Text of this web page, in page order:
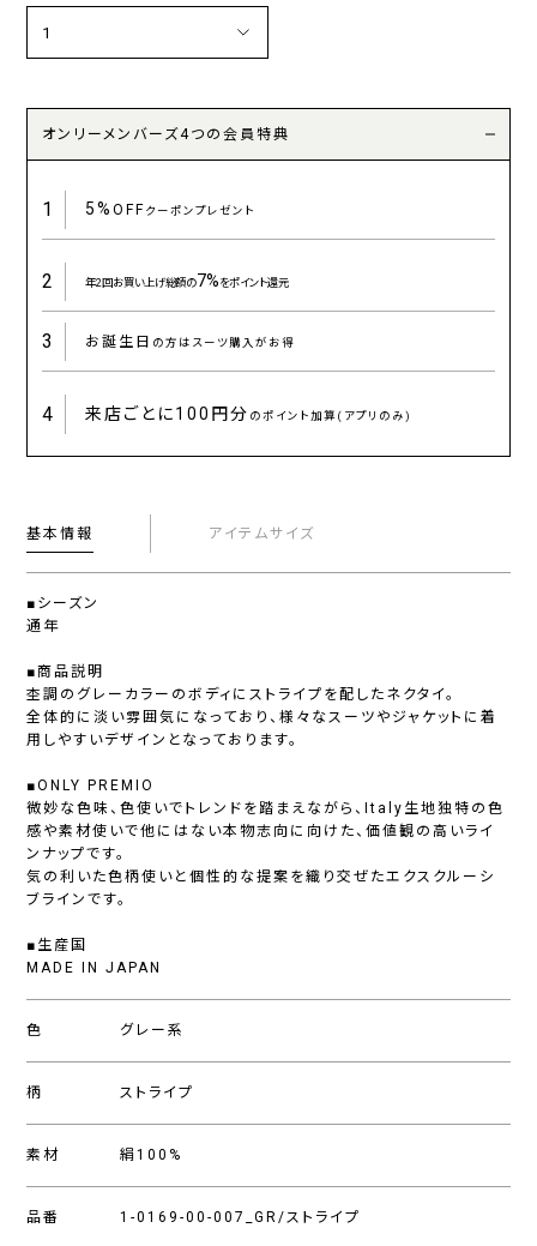
オンリーメンバーズ4つの会員特典
1 5%OFFクーポンプレゼント
2 年2回お買い上げ総額の7%をポイント還元
3 お誕生日 の方はスーツ購入がお得
4 来店ごとに100円分 のポイント加算(アプリのみ)
基本情報 アイテムサイズ
■シーズン
通年
■商品説明
杢調のグレーカラーのボディにストライプを配したネクタイ。
全体的に淡い雰囲気になっており、様々なスーツやジャケットに着
用しやすいデザインとなっております。
■ONLY PREMIO
微妙な色味、色使いでトレンドを踏まえながら、Italy生地独特の色
感や素材使いで他にはない本物志向に向けた、価値観の高いライ
ンナップです。
気の利いた色柄使いと個性的な提案を織り交ぜたエクスクルーシ
ブラインです。
■生産国
MADE IN JAPAN
色 グレー系
柄 ストライプ
素材 絹100%
品番 1-0169-00-007_GR/ストライプ